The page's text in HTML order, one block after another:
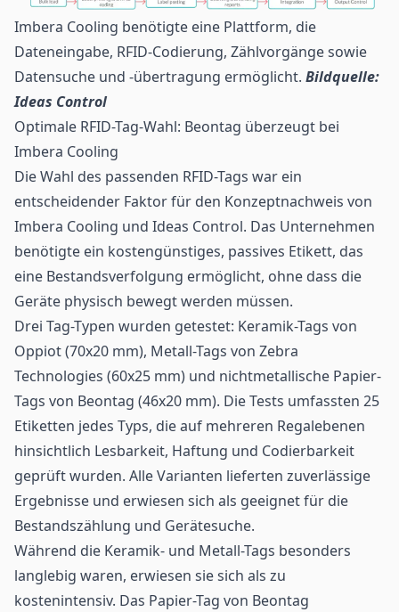
Imbera Cooling benötigte eine Plattform, die
Dateneingabe, RFID-Codierung, Zählvorgänge sowie
Datensuche und -übertragung ermöglicht. Bildquelle:
Ideas Control
Optimale RFID-Tag-Wahl: Beontag überzeugt bei
Imbera Cooling
Die Wahl des passenden RFID-Tags war ein
entscheidender Faktor für den Konzeptnachweis von
Imbera Cooling und Ideas Control. Das Unternehmen
benötigte ein kostengünstiges, passives Etikett, das
eine Bestandsverfolgung ermöglicht, ohne dass die
Geräte physisch bewegt werden müssen.
Drei Tag-Typen wurden getestet: Keramik-Tags von
Oppiot (70x20 mm), Metall-Tags von Zebra
Technologies (60x25 mm) und nichtmetallische Papier-
Tags von Beontag (46x20 mm). Die Tests umfassten 25
Etiketten jedes Typs, die auf mehreren Regalebenen
hinsichtlich Lesbarkeit, Haftung und Codierbarkeit
geprüft wurden. Alle Varianten lieferten zuverlässige
Ergebnisse und erwiesen sich als geeignet für die
Bestandszählung und Gerätesuche.
Während die Keramik- und Metall-Tags besonders
langlebig waren, erwiesen sie sich als zu
kostenintensiv. Das Papier-Tag von Beontag